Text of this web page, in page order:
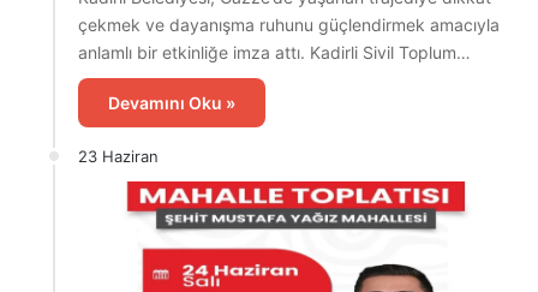
çekmek ve dayanışma ruhunu güçlendirmek amacıyla
anlamlı bir etkinliğe imza attı. Kadirli Sivil Toplum…
Devamını Oku »
23 Haziran